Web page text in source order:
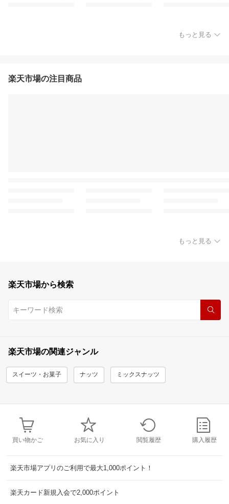
もっと見る
楽天市場の注目商品
もっと見る
楽天市場から検索
楽天市場の関連ジャンル
スイーツ・お菓子 ナッツ ミックスナッツ
買い物かご お気に入り 閲覧履歴 購入履歴
楽天市場アプリのご利用で最大1,000ポイント！
楽天カード新規入会で2,000ポイント